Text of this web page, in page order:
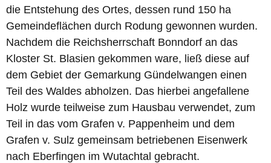
die Entstehung des Ortes, dessen rund 150 ha
Gemeindeflächen durch Rodung gewonnen wurden.
Nachdem die Reichsherrschaft Bonndorf an das
Kloster St. Blasien gekommen ware, ließ diese auf
dem Gebiet der Gemarkung Gündelwangen einen
Teil des Waldes abholzen. Das hierbei angefallene
Holz wurde teilweise zum Hausbau verwendet, zum
Teil in das vom Grafen v. Pappenheim und dem
Grafen v. Sulz gemeinsam betriebenen Eisenwerk
nach Eberfingen im Wutachtal gebracht.